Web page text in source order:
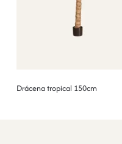
Drácena tropical 150cm